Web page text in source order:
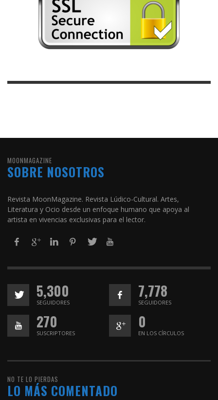
MOONMAGAZINE
SOBRE NOSOTROS
Revista MoonMagazine. Revista Lúdico-Cultural. Artes,
Literatura y Ocio desde un enfoque humano que apoya al
artista en vivencias exclusivas para el lector.
5,300
SEGUIDORES
7,778
SEGUIDORES
270
SUSCRIPTORES
0
EN LOS CÍRCULOS
NO TE LO PIERDAS
LO MÁS COMENTADO